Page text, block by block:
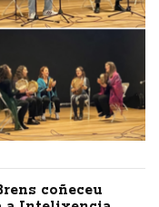
coñeceu